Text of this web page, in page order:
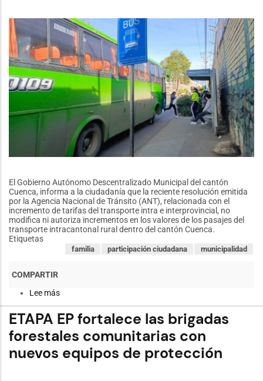
años
de
historia,
tradición
y
gastronomía
El Gobierno Autónomo Descentralizado Municipal del cantón
Cuenca, informa a la ciudadanía que la reciente resolución emitida
por la Agencia Nacional de Tránsito (ANT), relacionada con el
incremento de tarifas del transporte intra e interprovincial, no
modifica ni autoriza incrementos en los valores de los pasajes del
transporte intracantonal rural dentro del cantón Cuenca.
Etiquetas
municipalidad
participación ciudadana
familia
Lee más
de
los
pasajes
del
transporte
intracantonal
ETAPA EP fortalece las brigadas
forestales comunitarias con
nuevos equipos de protección